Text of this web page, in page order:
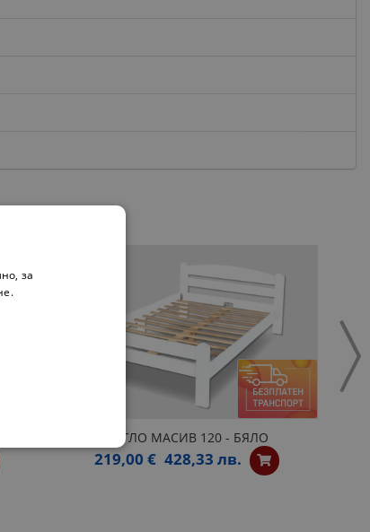
ЛЕГЛО МАСИВ 120 - БЯЛО
219,00 € 428,33 лв.
за